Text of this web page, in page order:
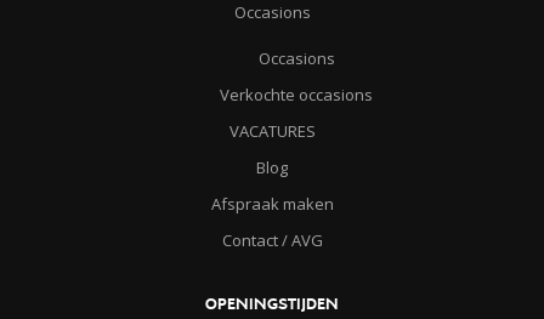
Occasions
Occasions
Verkochte occasions
VACATURES
Blog
Afspraak maken
Contact / AVG
OPENINGSTIJDEN